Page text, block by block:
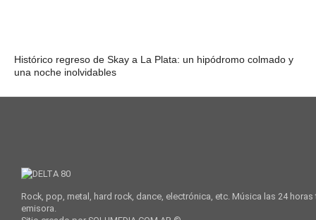
Histórico regreso de Skay a La Plata: un hipódromo colmado y
una noche inolvidables
Rock, pop, metal, hard rock, dance, electrónica, etc. Música las 24
emisora.